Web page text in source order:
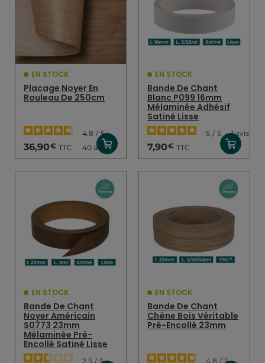
EN STOCK
Placage Noyer En
Rouleau De 250cm
4.8 / 5-
40avis
36,90€ TTC
EN STOCK
Bande De Chant
Blanc P099 16mm
Mélaminée Adhésif
Satiné Lisse
5 / 5 - 1avis
7,90€ TTC
EN STOCK
Bande De Chant
Noyer Américain
S0773 23mm
Mélaminée Pré-
Encollé Satiné Lisse
2.5 / 5-
EN STOCK
Bande De Chant
Chêne Bois Véritable
Pré-Encollé 23mm
4.8 / 5-